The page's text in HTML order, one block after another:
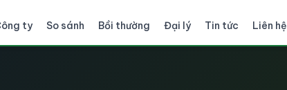
ty So sánh Bồi thường Đại lý Tin tức Liên hệ